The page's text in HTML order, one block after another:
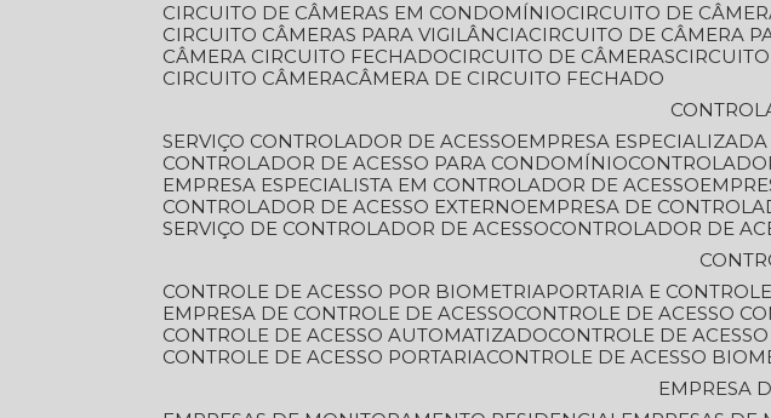
CIRCUITO DE CÂMERAS EM CONDOMÍNIO
CIRCUITO DE
CIRCUITO CÂMERAS PARA VIGILÂNCIA
CIRCUITO DE CÂMERA
CÂMERA CIRCUITO FECHADO
CIRCUITO DE CÂMERAS
CIRCUITO CÂMERA
CÂMERA DE CIRCUITO FECHADO
SERVIÇO CONTROLADOR DE ACESSO
EMPRESA
CONTROLADOR DE ACESSO PARA CONDOMÍNIO
EMPRESA ESPECIALISTA EM CONTROLADOR DE ACESSO
CONTROLADOR DE ACESSO EXTERNO
EMPRESA DE
SERVIÇO DE CONTROLADOR DE ACESSO
CONTROLADOR DE
CONTROLE DE ACESSO POR BIOMETRIA
PORTARIA E
EMPRESA DE CONTROLE DE ACESSO
CONTROLE DE ACESSO
CONTROLE DE ACESSO AUTOMATIZADO
CONTROLE DE
CONTROLE DE ACESSO PORTARIA CONTROLE DE ACESSO
EMPRESA